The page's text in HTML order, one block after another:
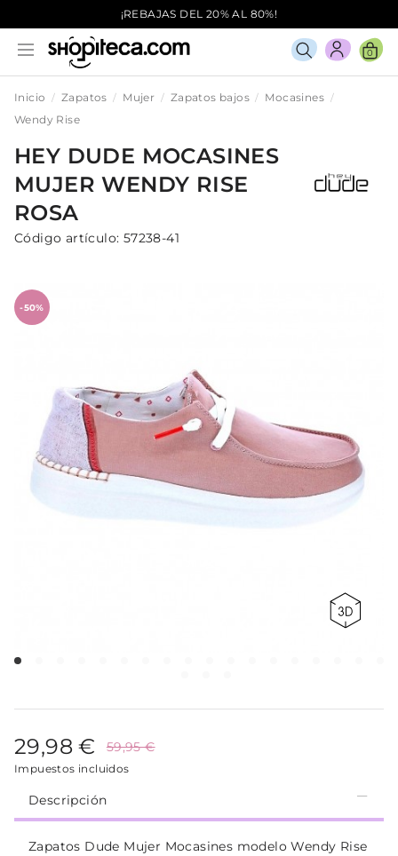
¡REBAJAS DEL 20% AL 80%!
0
Inicio Zapatos Mujer Zapatos bajos
Mocasines
Wendy Rise
HEY DUDE MOCASINES
MUJERWENDY RISE
ROSA
Código artículo: 57238-41
-50%
29,98 € 59,95 €
Impuestos incluidos
Descripción
Zapatos Dude Mujer Mocasines modelo Wendy Rise